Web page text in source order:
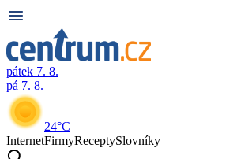
pátek 7. 8.
pá 7. 8.
24°C
InternetFirmyReceptySlovníky